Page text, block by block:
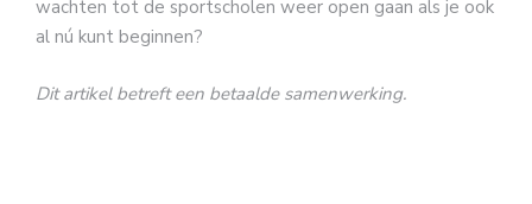
wachten tot de sportscholen weer open gaan als je ook
al nú kunt beginnen?
Dit artikel betreft een betaalde samenwerking.